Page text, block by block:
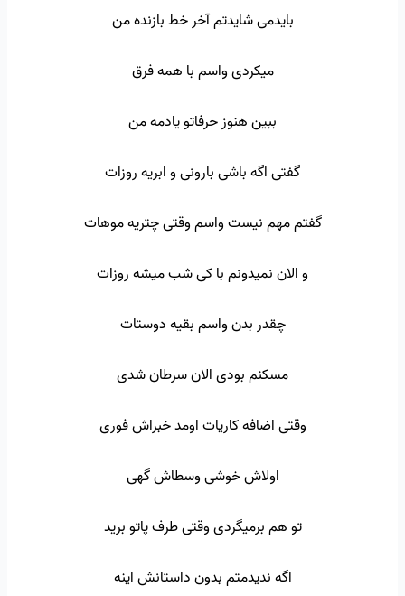
بایدمی شایدتم آخر خط بازنده من
میکردی واسم با همه فرق
ببین هنوز حرفاتو یادمه من
گفتی اگه باشی بارونی و ابریه روزات
گفتم مهم نیست واسم وقتی چتریه موهات
و الان نمیدونم با کی شب میشه روزات
چقدر بدن واسم بقیه دوستات
مسکنم بودی الان سرطان شدی
وقتی اضافه کاریات اومد خبراش فوری
اولاش خوشی وسطاش گهی
تو هم برمیگردی وقتی طرف پاتو برید
اگه ندیدمتم بدون داستانش اینه